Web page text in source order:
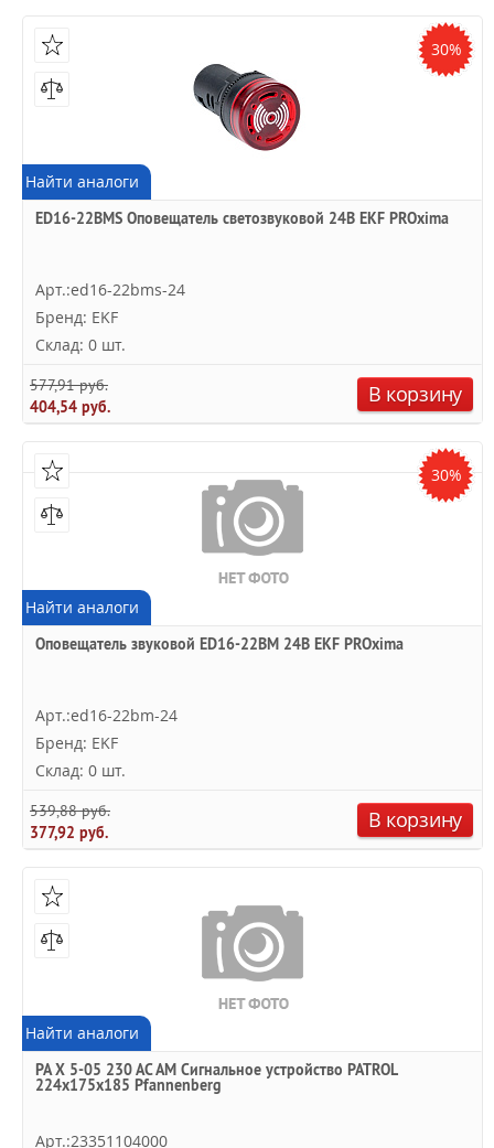
30%
Найти аналоги
ED16-22BMS Оповещатель светозвуковой 24В EKF PROxima
Арт.:ed16-22bms-24
Бренд: EKF
Склад: 0 шт.
577,91 руб.
404,54 руб.
В корзину
30%
Найти аналоги
Оповещатель звуковой ED16-22BM 24В EKF PROxima
Арт.:ed16-22bm-24
Бренд: EKF
Склад: 0 шт.
539,88 руб.
377,92 руб.
В корзину
Найти аналоги
PA X 5-05 230 AC AM Cигнальное устройство PATROL
224x175x185 Pfannenberg
Арт.:23351104000